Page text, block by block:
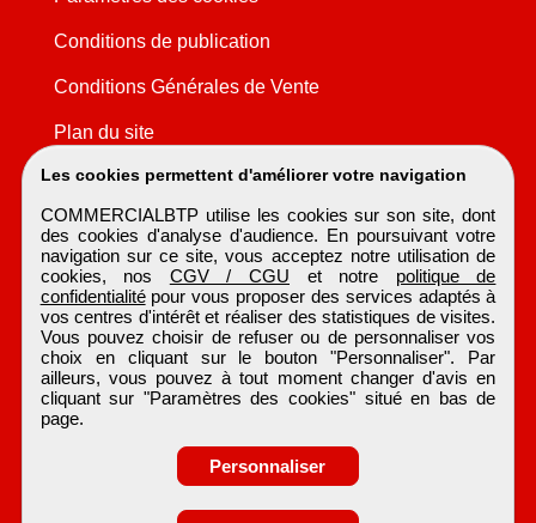
Les cookies permettent d'améliorer votre navigation
COMMERCIALBTP utilise les cookies sur son site, dont
des cookies d'analyse d'audience. En poursuivant votre
navigation sur ce site, vous acceptez notre utilisation de
cookies, nos CGV / CGU et notre politique de
confidentialitépour vous proposer des services adaptés à
vos centres d'intérêt et réaliser des statistiques de visites.
Vous pouvez choisir de refuser ou de personnaliser vos
choix en cliquant sur le bouton "Personnaliser". Par
ailleurs, vous pouvez à tout moment changer d'avis en
cliquant sur "Paramètres des cookies" situé en bas de
page.
Personnaliser
Conditions de publication
Conditions Générales de Vente
Plan du site